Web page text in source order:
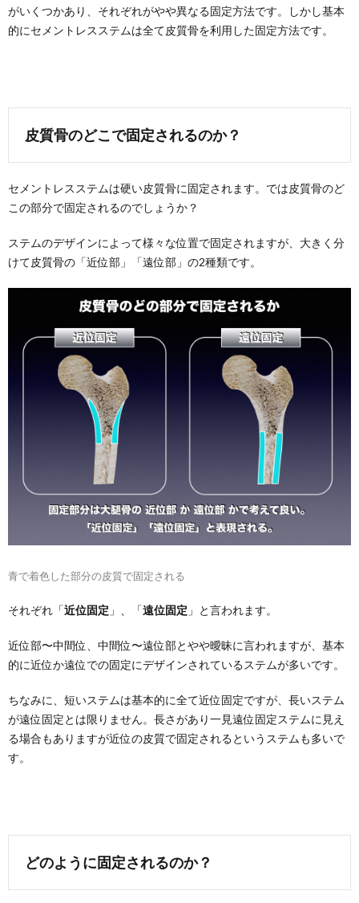
がいくつかあり、それぞれがやや異なる固定方法です。しかし基本
的にセメントレスステムは全て皮質骨を利用した固定方法です。
皮質骨のどこで固定されるのか？
セメントレスステムは硬い皮質骨に固定されます。では皮質骨のど
この部分で固定されるのでしょうか？
ステムのデザインによって様々な位置で固定されますが、大きく分
けて皮質骨の「近位部」「遠位部」の2種類です。
青で着色した部分の皮質で固定される
それぞれ「近位固定 」、「遠位固定 」と言われます。
近位部〜中間位、中間位〜遠位部とやや曖昧に言われますが、基本
的に近位か遠位での固定にデザインされているステムが多いです。
ちなみに、短いステムは基本的に全て近位固定ですが、長いステム
が遠位固定とは限りません。長さがあり一見遠位固定ステムに見え
る場合もありますが近位の皮質で固定されるというステムも多いで
す。
どのように固定されるのか？